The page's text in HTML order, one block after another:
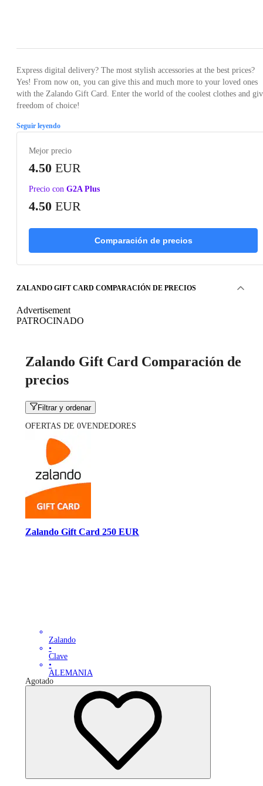
Express digital delivery? The most stylish accessories at the best prices?
Yes! From now on, you can give this and much more to your loved ones
with the Zalando Gift Card. Enter the world of the coolest clothes and
freedom of choice!
Seguir leyendo
Mejor precio
4.50 EUR
Precio con G2A Plus
4.50 EUR
Comparación de precios
ZALANDO GIFT CARD COMPARACIÓN DE PRECIOS
Advertisement
PATROCINADO
Zalando Gift Card Comparación de
precios
Filtrar y ordenar
OFERTAS DE 0VENDEDORES
Zalando Gift Card 250 EUR
Zalando
•
Clave
•
ALEMANIA
Agotado